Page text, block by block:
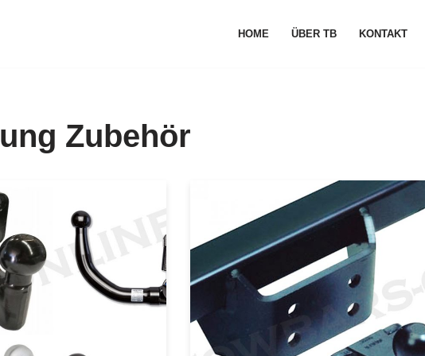
HOME ÜBER TB KONTAKT
Zubehör